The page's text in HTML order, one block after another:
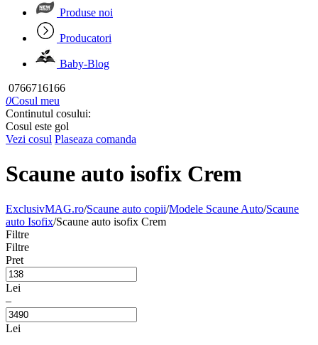
Produse noi
Producatori
Baby-Blog
0766716166
0Cosul meu
Continutul cosului:
Cosul este gol
Vezi cosul Plaseaza comanda
Scaune auto isofix Crem
ExclusivMAG.ro/Scaune auto copii/Modele Scaune Auto/Scaune
auto Isofix/Scaune auto isofix Crem
Filtre
Filtre
Pret
Lei
–
Lei